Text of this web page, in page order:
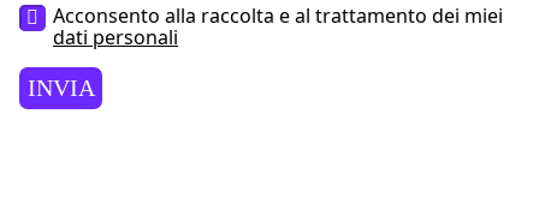
Acconsento alla raccolta e al trattamento dei miei
dati personali
INVIA